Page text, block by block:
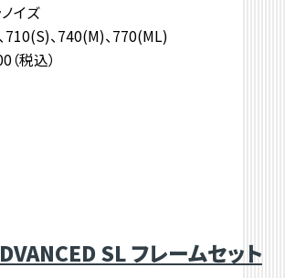
イズ
710(S)、740(M)、770(ML)
税込）
SL フレームセット